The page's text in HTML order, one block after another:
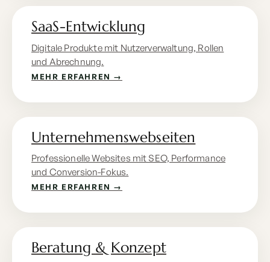
SaaS-Entwicklung
Digitale Produkte mit Nutzerverwaltung, Rollen
und Abrechnung.
MEHR ERFAHREN →
Unternehmenswebseiten
Professionelle Websites mit SEO, Performance
und Conversion-Fokus.
MEHR ERFAHREN →
Beratung & Konzept